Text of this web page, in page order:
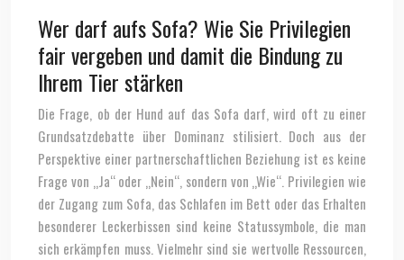
Wer darf aufs Sofa? Wie Sie Privilegien
fair vergeben und damit die Bindung zu
Ihrem Tier stärken
Die Frage, ob der Hund auf das Sofa darf, wird oft zu einer
Grundsatzdebatte über Dominanz stilisiert. Doch aus der
Perspektive einer partnerschaftlichen Beziehung ist es keine
Frage von „Ja“ oder „Nein“, sondern von „Wie“. Privilegien wie
der Zugang zum Sofa, das Schlafen im Bett oder das Erhalten
besonderer Leckerbissen sind keine Statussymbole, die man
sich erkämpfen muss. Vielmehr sind sie wertvolle Ressourcen,